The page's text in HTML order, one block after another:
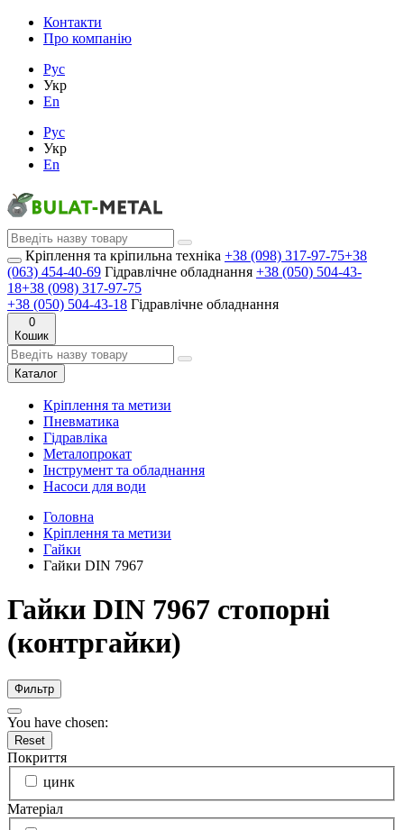
Контакти
Про компанію
Рус
Укр
En
Рус
Укр
En
Кріплення та кріпильна техніка +38 (098) 317-97-75+38
(063) 454-40-69 Гідравлічне обладнання +38 (050) 504-43-
18+38 (098) 317-97-75
+38 (050) 504-43-18 Гідравлічне обладнання
0
Кошик
Каталог
Кріплення та метизи
Пневматика
Гідравліка
Металопрокат
Інструмент та обладнання
Насоси для води
Головна
Кріплення та метизи
Гайки
Гайки DIN 7967
Гайки DIN 7967 стопорні
(контргайки)
Фильтр
You have chosen:
Reset
Покриття
цинк
Матеріал